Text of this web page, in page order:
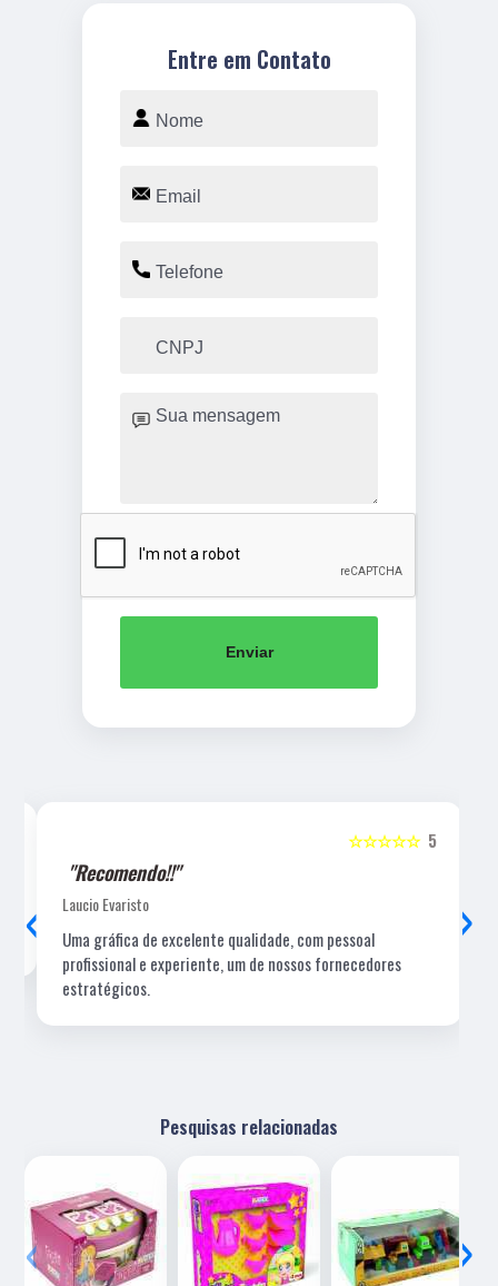
Entre em Contato
Enviar
5
☆☆☆☆☆
"Recomendo!!"
Laucio Evaristo
Uma gráfica de excelente qualidade, com pessoal
profissional e experiente, um de nossos fornecedores
estratégicos.
‹ ›
Pesquisas relacionadas
‹ ›